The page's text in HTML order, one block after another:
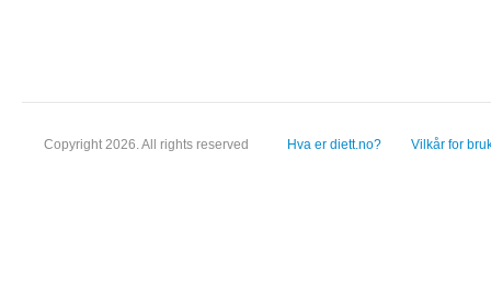
Copyright 2026. All rights reserved Hva er diett.no? Vilkår for